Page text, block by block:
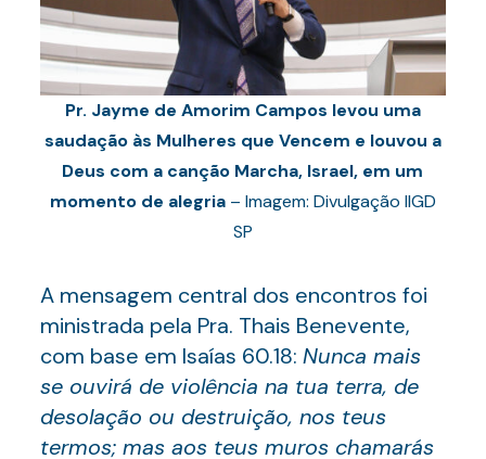
Pr. Jayme de Amorim Campos levou uma
saudação às Mulheres que Vencem e louvou a
Deus com a canção Marcha, Israel, em um
momento de alegria– Imagem: Divulgação IIGD
SP
A mensagem central dos encontros foi
ministrada pela Pra. Thais Benevente,
com base em Isaías 60.18: Nunca mais
se ouvirá de violência na tua terra, de
desolação ou destruição, nos teus
termos; mas aos teus muros chamarás